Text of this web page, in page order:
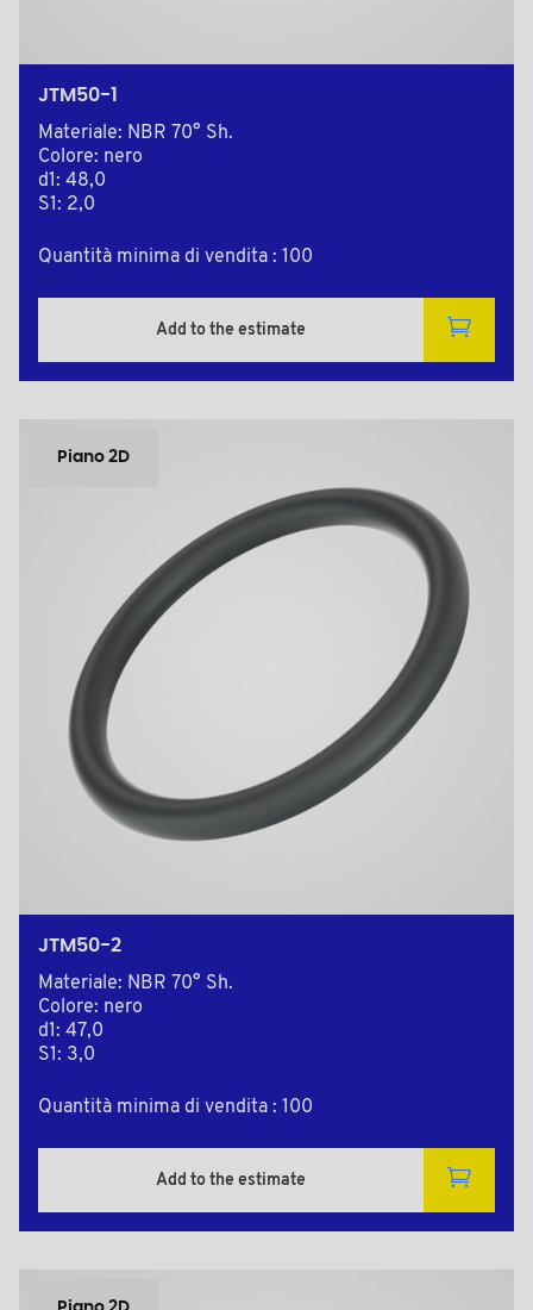
JTM50-1
Materiale: NBR 70° Sh.
Colore: nero
d1: 48,0
S1: 2,0
Quantità minima di vendita : 100
Add to the estimate
Piano 2D
JTM50-2
Materiale: NBR 70° Sh.
Colore: nero
d1: 47,0
S1: 3,0
Quantità minima di vendita : 100
Add to the estimate